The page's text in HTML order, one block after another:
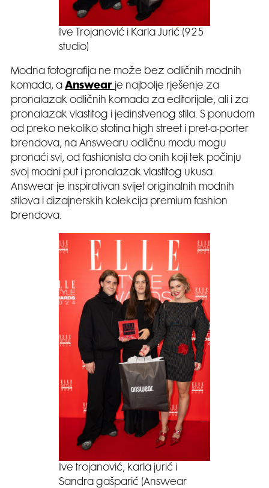
Ive Trojanović i Karla Jurić (925
studio)
Modna fotografija ne može bez odličnih modnih
komada, a Answear je najbolje rješenje za
pronalazak odličnih komada za editorijale, ali i za
pronalazak vlastitog i jedinstvenog stila. S ponudom
od preko nekoliko stotina high street i pret-a-porter
brendova, na Answearu odličnu modu mogu
pronaći svi, od fashionista do onih koji tek počinju
svoj modni put i pronalazak vlastitog ukusa.
Answear je inspirativan svijet originalnih modnih
stilova i dizajnerskih kolekcija premium fashion
brendova.
Ive trojanović, karla jurić i
Sandra gašparić (Answear